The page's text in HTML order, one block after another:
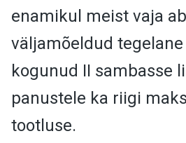
enamikul meist vaja
väljamõeldud tegelane
kogunud II sambasse
panustele ka riigi
tootluse.